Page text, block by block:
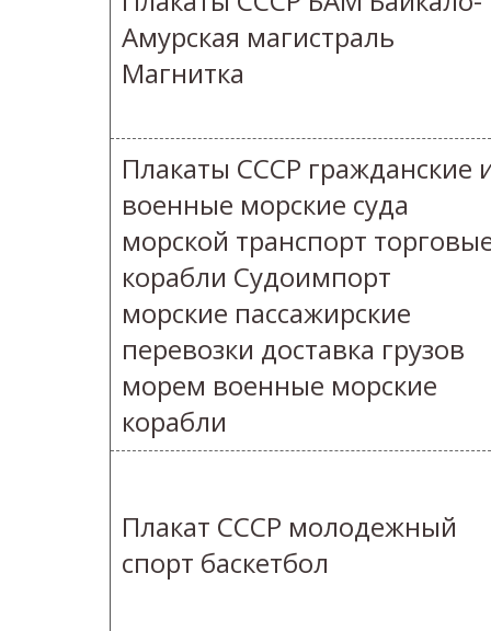
Амурская магистраль
Магнитка
Плакаты СССР гражданские
военные морские суда
морской транспорт
корабли Судоимпорт
морские пассажирские
перевозки доставка грузов
морем военные морские
корабли
Плакат СССР молодежный
спорт баскетбол